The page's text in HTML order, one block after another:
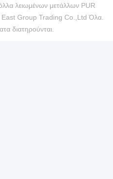
λειωμένων μετάλλων PUR
Group Trading Co.,Ltd Όλα.
διατηρούνται.